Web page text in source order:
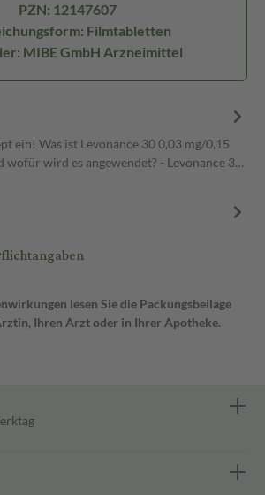
PZN: 12147607
Filmtabletten
MIBE GmbH Arzneimittel
ein! Was ist Levonance 30 0,03 mg/0,15
wofür wird es angewendet? - Levonance 3…
lesen Sie die Packungsbeilage
Ihren Arzt oder in Ihrer Apotheke.